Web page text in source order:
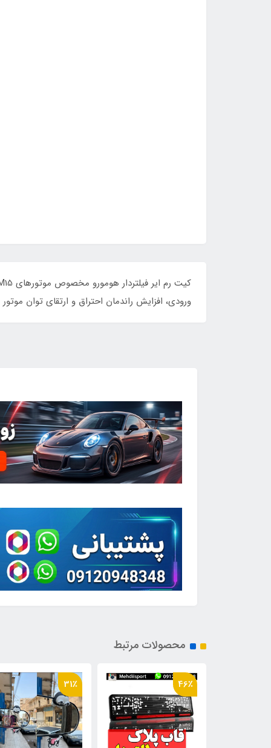
ورودی، افزایش راندمان احتراق و ارتقای توان
محصولات مرتبط
31٪ 38٪